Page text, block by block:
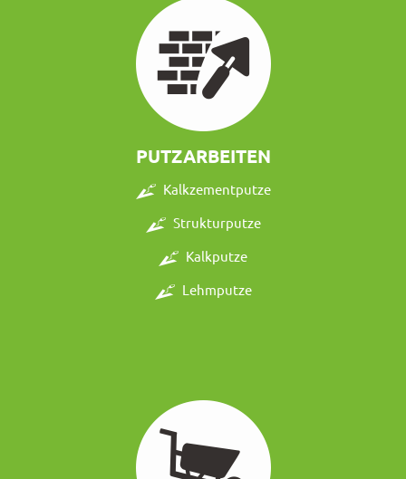
PUTZARBEITEN
Kalkzementputze
Strukturputze
Kalkputze
Lehmputze